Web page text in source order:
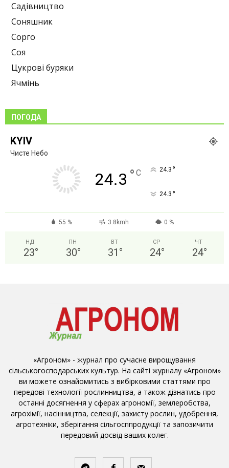
Садівництво
Соняшник
Сорго
Соя
Цукрові буряки
Ячмінь
ПОГОДА
KYIV
Чисте Небо
24.3 ° C 24.3 °
24.3 °
55 % 3.8kmh 0 %
НД
23°
ПН
30°
ВТ
31 °
СР
24°
ЧТ
24°
«Агроном» - журнал про сучасне вирощування
сільськогосподарських культур. На сайті журналу «Агроном»
ви можете ознайомитись з вибірковими статтями про
передові технології рослинництва, а також дізнатись про
останні досягнення у сферах агрономії, землеробства,
агрохімії, насінництва, селекції, захисту рослин, удобрення,
агротехніки, зберігання сільгосппродукції та запозичити
передовий досвід ваших колег.